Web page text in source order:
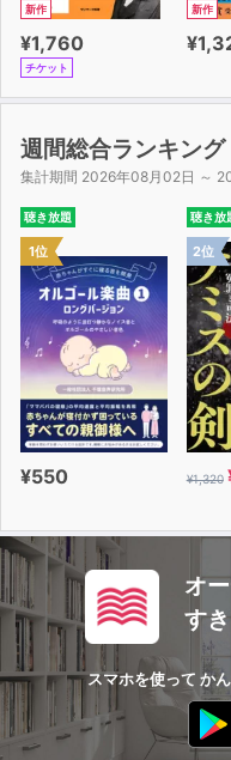
新作
¥1,760
チケット
新作
週間総合ランキング
集計期間 2026年08月02日 ～
聴き放題
1位
¥550
聴き放
2位
¥1,320
オ
す
スマホを使って か